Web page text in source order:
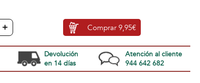
+ Comprar 9,95€
Devolución
en 14 días
Atención al cliente
944 642 682